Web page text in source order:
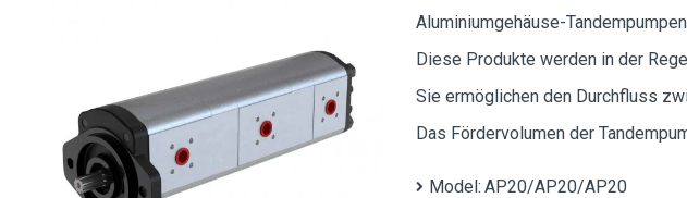
Aluminiumgehäuse-
Diese Produkte werden in der
Sie ermöglichen den Durchfluss
Das Fördervolumen der
Model: AP20/AP20/AP20